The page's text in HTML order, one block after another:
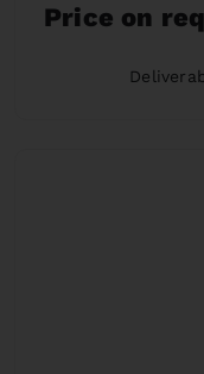
Price on